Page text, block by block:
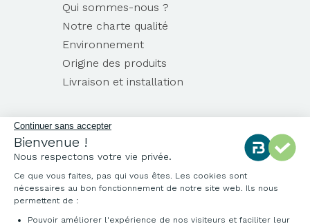
Continuer sans accepter
Bienvenue !
Nous respectons votre vie privée.
Ce que vous faites, pas qui vous êtes. Les cookies sont
nécessaires au bon fonctionnement de notre site web. Ils nous
permettent de :
Pouvoir améliorer l'expérience de nos visiteurs et faciliter leur
Qui sommes-nous ?
Notre charte qualité
Environnement
Origine des produits
Livraison et installation